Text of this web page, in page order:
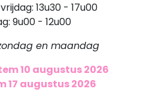
13u30 - 17u00
9u00 - 12u00
en maandag
tem 10 augustus 2026
17 augustus 2026